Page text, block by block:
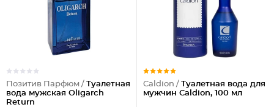
Позитив Парфюм / Туалетная
вода мужская Oligarch
Return
Caldion / Туалетная вода для
мужчин Caldion, 100 мл